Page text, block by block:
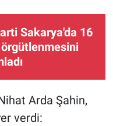
Sakarya'da 16
Arda Şahin,
verdi: